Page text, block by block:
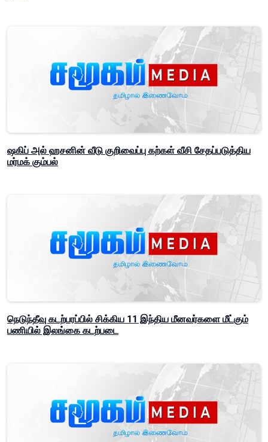
ஷகிப் அல் ஹசனின் வீடு குறிவைப்பு கற்கள் வீசி சேதப்படுத்திய
மர்மக் கும்பல்
நெடுந்தீவு கடற்பரப்பில் சிக்கிய 11 இந்திய மீனவர்களை மீட்கும்
பணியில் இலங்கை கடற்படை